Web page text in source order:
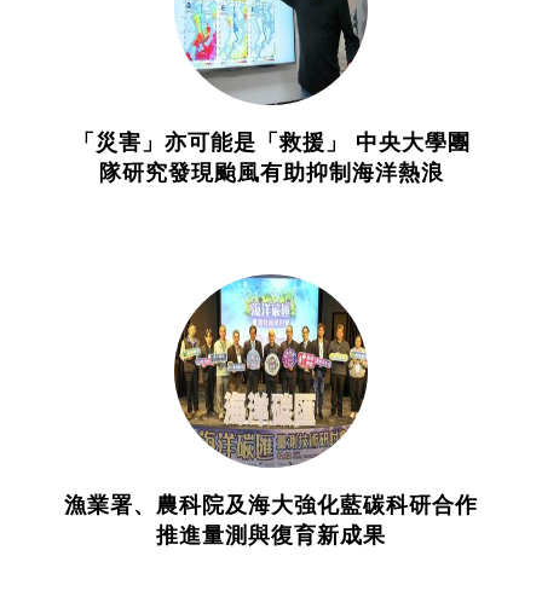
「災害」亦可能是「救援」 中央大學團
隊研究發現颱風有助抑制海洋熱浪
漁業署、農科院及海大強化藍碳科研合作
推進量測與復育新成果